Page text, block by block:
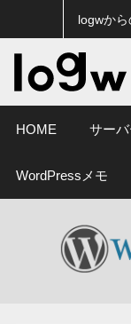
logwか
HOME サー
WordPressメモ